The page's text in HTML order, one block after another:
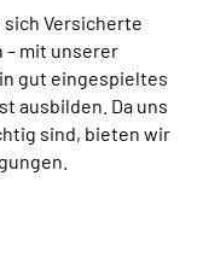
Versicherte
– mit unserer
gut eingespieltes
ausbilden. Da uns
sind, bieten wir